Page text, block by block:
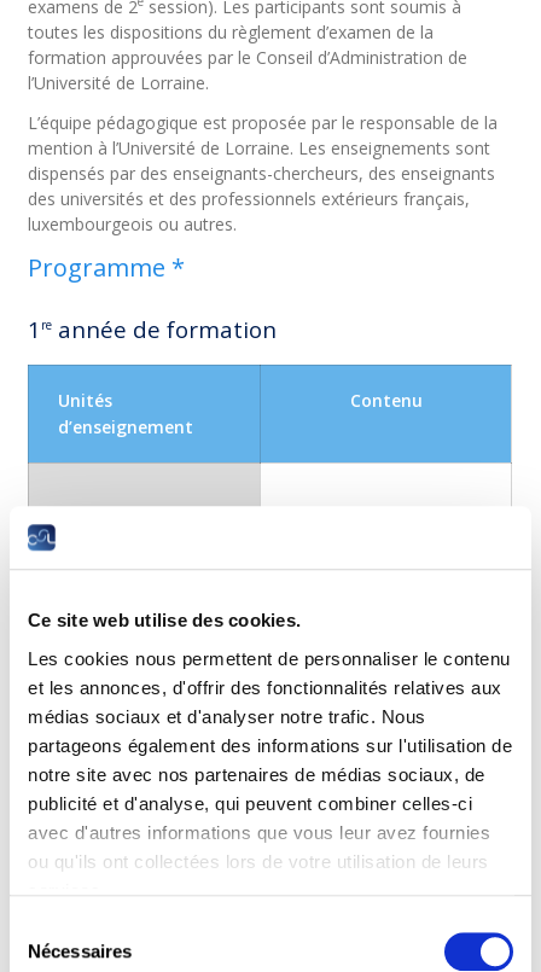
Ce site web utilise des cookies.
Les cookies nous permettent de personnaliser le contenu
et les annonces, d'offrir des fonctionnalités relatives aux
médias sociaux et d'analyser notre trafic. Nous
partageons également des informations sur l'utilisation de
notre site avec nos partenaires de médias sociaux, de
publicité et d'analyse, qui peuvent combiner celles-ci
avec d'autres informations que vous leur avez fournies
ou qu'ils ont collectées lors de votre utilisation de leurs
Nécessaires
examens de 2 session). Les participants sont soumis à
toutes les dispositions du règlement d’examen de la
formation approuvées par le Conseil d’Administration de
l’Université de Lorraine.
L’équipe pédagogique est proposée par le responsable de la
mention à l’Université de Lorraine. Les enseignements sont
dispensés par des enseignants-chercheurs, des enseignants
des universités et des professionnels extérieurs français,
luxembourgeois ou autres.
Programme *
1 re année de formation
Unités
d’enseignement
Contenu
(42h – 6 ECTS)
projet
Analyse et pilotage
(69h – 6 ECTS)
Théorie des
organisations
Analyse financière
Comptabilité de
gestion
gestion, droit et
Droit individuel du